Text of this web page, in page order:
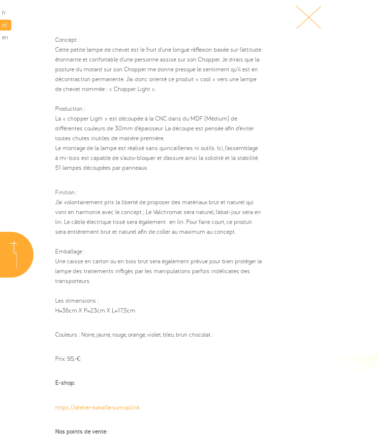
fr
nl
en
Concept :
Cette petite lampe de chevet est le fruit d’une longue réflexion basée sur l’attitude
étonnante et confortable d’une personne assise sur son Chopper. Je dirais que la
posture du motard sur son Chopper me donne presque le sentiment qu’il est en
décontraction permanente. J’ai donc orienté ce produit « cool » vers une lampe
de chevet nommée : « Chopper Light ».
Production :
La « chopper Ligth » est découpée à la CNC dans du MDF (Médium) de
différentes couleurs de 30mm d’épaisseur. La découpe est pensée afin d’éviter
toutes chutes inutiles de matière première.
Le montage de la lampe est réalisé sans quincailleries ni outils. Ici, l’assemblage
à mi-bois est capable de s’auto-bloquer et d’assure ainsi la solidité et la stabilité.
51 lampes découpées par panneaux.
Finition :
J’ai volontairement pris la liberté de proposer des matériaux brut et naturel qui
vont en harmonie avec le concept ; Le Valchromat sera naturel, l’abat-jour sera en
lin. Le câble électrique tissé sera également en lin. Pour faire court, ce produit
sera entièrement brut et naturel afin de coller au maximum au concept.
Emballage :
Une caisse en carton ou en bois brut sera également prévue pour bien protéger la
lampe des traitements infligés par les manipulations parfois indélicates des
transporteurs.
Les dimensions :
H=36cm X P=23cm X L=17,5cm
Couleurs : Noire, jaune, rouge, orange, violet, bleu, brun chocolat.
Prix: 95,-€
E-shop:
https://atelier-bataille.sumup.link
Nos points de vente: